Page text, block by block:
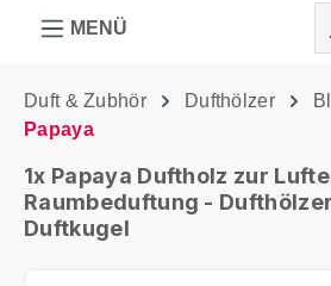
MENÜ
Duft & Zubhör Dufthölzer
Papaya
1x Papaya Duftholz zur
Raumbeduftung -
Duftkugel